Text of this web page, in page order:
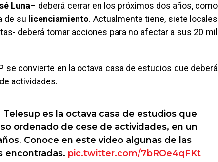
Luna– deberá cerrar en los próximos dos años, como
de su licenciamiento. Actualmente tiene, siete locales
deberá tomar acciones para no afectar a sus 20 mil
se convierte en la octava casa de estudios que deberá
actividades.
Telesup es la octava casa de estudios que
ordenado de cese de actividades, en un
Conoce en este video algunas de las
encontradas. pic.twitter.com/7bROe4qFKt